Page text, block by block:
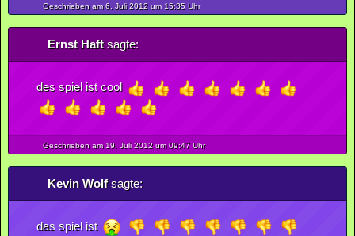
Geschrieben am 6. Juli2012um 15:35 Uhr
Ernst Haftsagte:
des spiel ist cool
Geschrieben am 19. Juli2012um 09:47 Uhr
Kevin Wolfsagte:
das spiel ist